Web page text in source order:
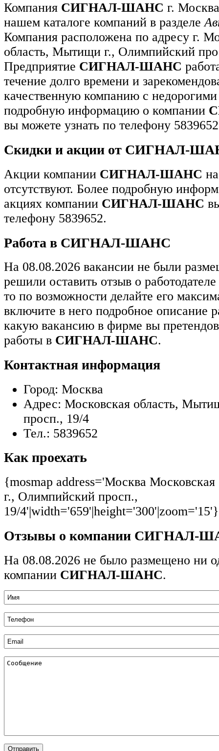
Компания СИГНАЛ-ШАНС г.
нашем каталоге компаний в разделе
Компания расположена по адресу г.
область, Мытищи г., Олимпийский
Предприятие СИГНАЛ-ШАНС
течение долго времени и
качественную компанию с
подробную информацию о компании
вы можете узнать по телефону
Скидки и акции от СИГНАЛ-
Акции компании СИГНАЛ-ШАНС
отсутствуют. Более подробную
акциях компании СИГНАЛ-ШАНС
телефону 5839652.
Работа в СИГНАЛ-ШАНС
На 08.08.2026 вакансии не были
решили оставить отзыв о работодателе
то по возможности делайте его
включите в него подробное описание
какую вакансию в фирме вы
работы в СИГНАЛ-ШАНС.
Контактная информация
Город: Москва
Адрес: Московская область,
просп., 19/4
Тел.: 5839652
Как проехать
{mosmap address='Москва
г., Олимпийский просп.,
19/4'|width='659'|height='300'|zoom='15'}
Отзывы о компании СИГНАЛ-
На 08.08.2026 не было размещено ни
компании СИГНАЛ-ШАНС.